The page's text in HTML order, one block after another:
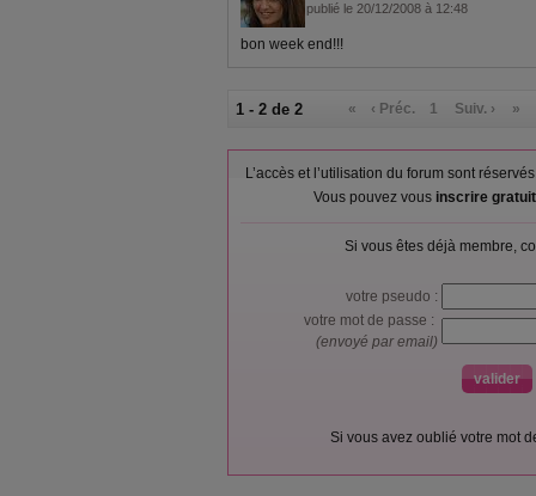
publié le 20/12/2008 à 12:48
bon week end!!!
1 - 2 de 2 « ‹ Préc. 1 Suiv. › »
L’accès et l’utilisation du forum sont
Vous pouvez vous inscrire
Si vous êtes déjà membre,
votre pseudo :
votre mot de passe :
(envoyé par email)
Si vous avez oublié votre mot